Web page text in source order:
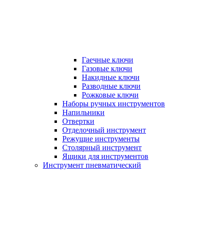
Гаечные ключи
Газовые ключи
Накидные ключи
Разводные ключи
Рожковые ключи
Наборы ручных инструментов
Напильники
Отвертки
Отделочный инструмент
Режущие инструменты
Столярный инструмент
Ящики для инструментов
Инструмент пневматический